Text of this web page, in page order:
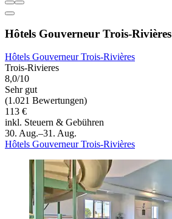
Hôtels Gouverneur Trois-Rivières
Hôtels Gouverneur Trois-Rivières
Trois-Rivieres
8,0/10
Sehr gut
(1.021 Bewertungen)
113 €
inkl. Steuern & Gebühren
30. Aug.–31. Aug.
Hôtels Gouverneur Trois-Rivières